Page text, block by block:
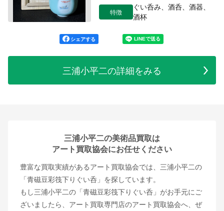
特徴
ぐい呑み、酒呑、酒器、
酒杯
シェアする
三浦小平二の詳細をみる
三浦小平二の美術品買取は
アート買取協会にお任せください
豊富な買取実績があるアート買取協会では、三浦小平二の
「青磁豆彩筏下りぐい呑」を探しています。
もし三浦小平二の「青磁豆彩筏下りぐい呑」がお手元にご
ざいましたら、アート買取専門店のアート買取協会へ、ぜ